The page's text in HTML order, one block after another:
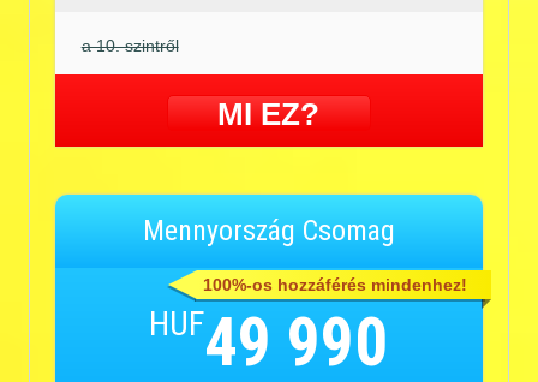
a 10. szintről
MI EZ?
100%-os hozzáférés mindenhez!
Mennyország Csomag
HUF49 990